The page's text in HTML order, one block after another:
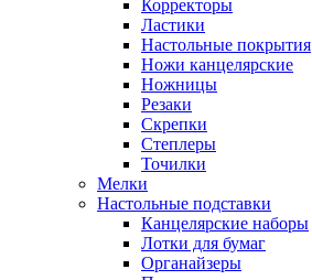
Корректоры
Ластики
Настольные покрытия
Ножи канцелярские
Ножницы
Резаки
Скрепки
Степлеры
Точилки
Мелки
Настольные подставки
Канцелярские наборы
Лотки для бумаг
Органайзеры